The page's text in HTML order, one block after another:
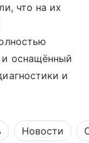
что на их
и оснащённый
и
Новости